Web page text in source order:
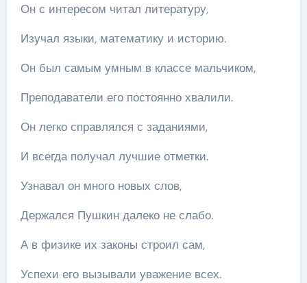
Он с интересом читал литературу,
Изучал языки, математику и историю.
Он был самым умным в классе мальчиком,
Преподаватели его постоянно хвалили.
Он легко справлялся с заданиями,
И всегда получал лучшие отметки.
Узнавал он много новых слов,
Держался Пушкин далеко не слабо.
А в физике их законы строил сам,
Успехи его вызывали уважение всех.